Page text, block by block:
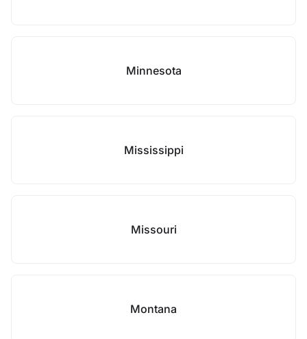
Minnesota
Mississippi
Missouri
Montana